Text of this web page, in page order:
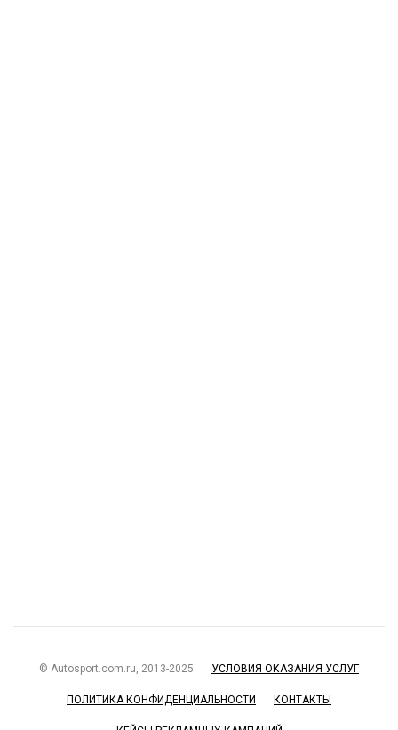
© Autosport.com.ru, 2013-2025 УСЛОВИЯ ОКАЗАНИЯ УСЛУГ
ПОЛИТИКА КОНФИДЕНЦИАЛЬНОСТИ КОНТАКТЫ